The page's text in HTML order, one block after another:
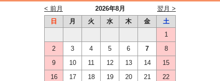
2026年8月
< 前月
翌月 >
日
月 火 水 木 金
土
1
2
3 4 5 6 7
8
9
10 11 12 13 14
15
16
17 18 19 20 21
22